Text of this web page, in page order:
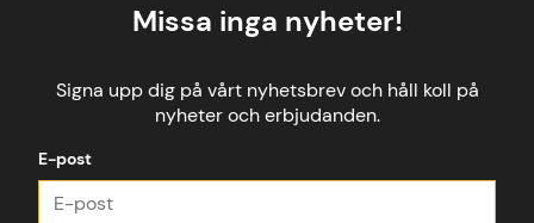
Missa inga nyheter!
Signa upp dig på vårt nyhetsbrev och håll koll på
nyheter och erbjudanden.
E-post